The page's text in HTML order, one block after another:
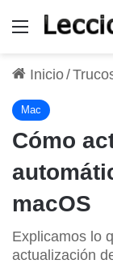
Menú
Inicio/
Mac
Cómo
macOS
Explicamos lo
actualización